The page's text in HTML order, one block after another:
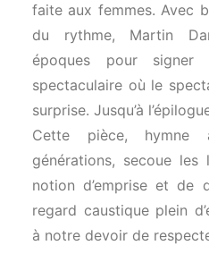
faite aux femmes. Avec
du rythme, Martin
époques pour
spectaculaire où le
surprise. Jusqu’à
Cette pièce, hymne
générations, secoue
notion d’emprise et de
regard caustique plein
à notre devoir de